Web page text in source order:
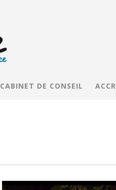
CABINET DE CONSEIL